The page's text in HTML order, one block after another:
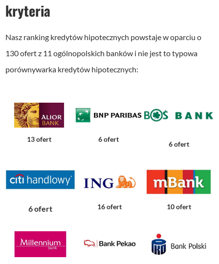
kryteria
Nasz ranking kredytów hipotecznych powstaje w oparciu o
130 ofert z 11 ogólnopolskich banków i nie jest to typowa
porównywarka kredytów hipotecznych:
13 ofert 6 ofert
6 ofert
6 ofert 16 ofert 10 ofert